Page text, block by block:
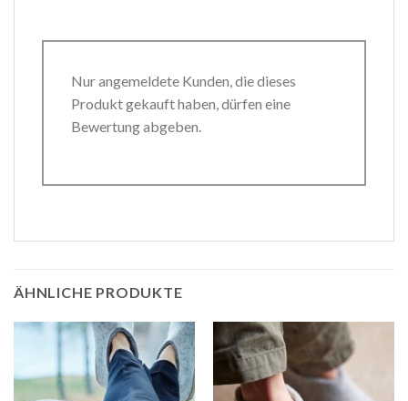
Nur angemeldete Kunden, die dieses
Produkt gekauft haben, dürfen eine
Bewertung abgeben.
ÄHNLICHE PRODUKTE